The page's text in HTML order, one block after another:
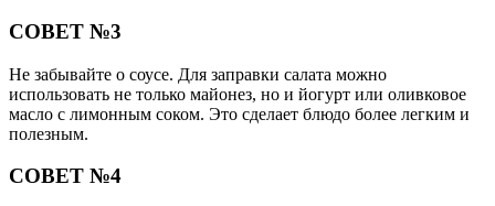
СОВЕТ №3
Не забывайте о соусе. Для заправки салата можно
использовать не только майонез, но и йогурт или оливковое
масло с лимонным соком. Это сделает блюдо более легким и
полезным.
СОВЕТ №4